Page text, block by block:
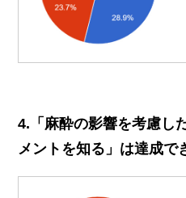
4.「麻酔の影響を考慮し
メントを知る」は達成で